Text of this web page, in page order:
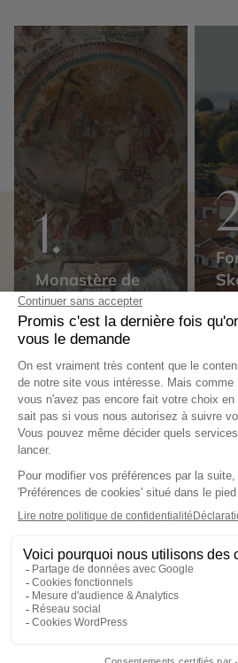
Monastère de
Treskavec
Préparer son
Région de Skopje
Centre-Est en
Nord
Que voir à Skopje ?
Vieille ville, pont de pierre,
de Skopje une capitale riche en